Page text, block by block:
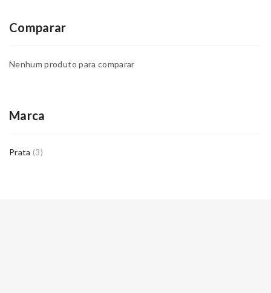
Comparar
Nenhum produto para comparar
Marca
Prata (3)